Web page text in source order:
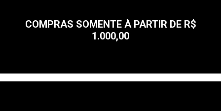
COMPRAS SOMENTE À PARTIR DE R$
1.000,00